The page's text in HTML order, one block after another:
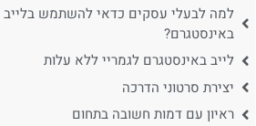
למה לבעלי עסקים כדאי להשתמש בלייב
באינסטגרם?
לייב באינסטגרם לגמריי ללא עלות
יצירת סרטוני הדרכה
ראיון עם דמות חשובה בתחום